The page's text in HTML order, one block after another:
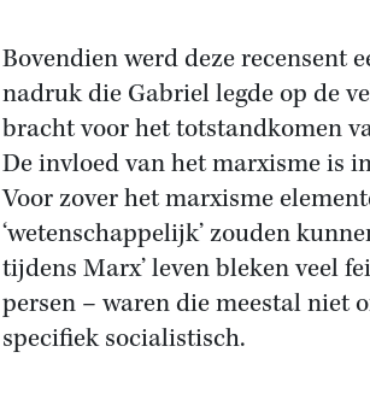
Bovendien werd deze recensent
nadruk die Gabriel legde op de
bracht voor het totstandkomen
De invloed van het marxisme is
Voor zover het marxisme
‘wetenschappelijk’ zouden
tijdens Marx’ leven bleken veel
persen – waren die meestal niet
specifiek socialistisch.